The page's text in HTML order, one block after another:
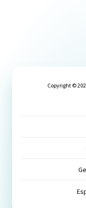
Copyright ©